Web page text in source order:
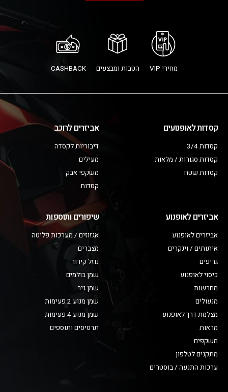
מחירי VIP הטבות ומבצעים CASHBACK
קסדות לאופנועים
קסדות 3/4
קסדות סגורות / מלאות
קסדות שטח
אביזרים לרוכב
דיבוריות לקסדה
מעילים
משקפי אבק
קסדות
אביזרים לאופנוע
אביזרים לאופנוע
איתותים / וינקרים
גריפים
כיסוי לאופנוע
מחרשות
מנעולים
מצלמת דרך לאופנוע
מראות
משקפים
מתקנים לטלפון
ערכות התנעה / בוסטרים
שיפורים ותוספות
אגזוזים / מערכות פליטה
מצברים
נוזל קירור
שמן בולמים
שמן גיר
שמן מנוע 2 פעימות
שמן מנוע 4 פעימות
תרסיסים ותוספים